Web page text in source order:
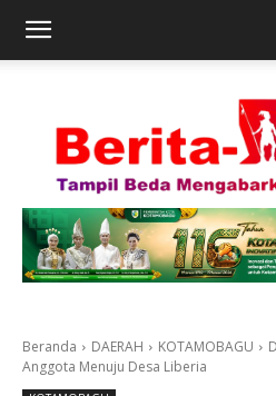
Beranda DAERAH KOTAMOBAGU
Anggota Menuju Desa Liberia